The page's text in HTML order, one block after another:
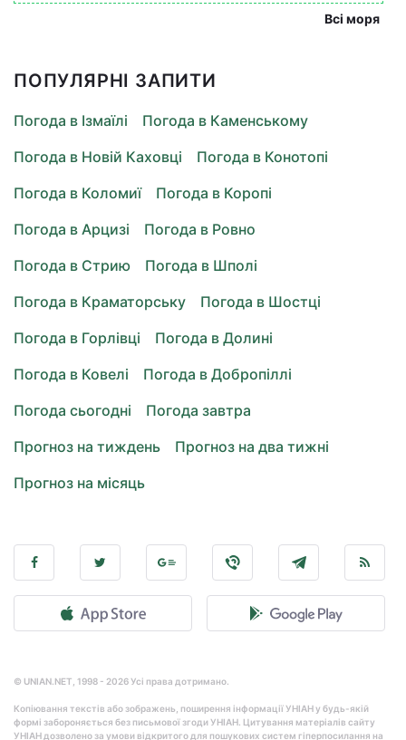
Всі моря
ПОПУЛЯРНІ ЗАПИТИ
Погода в Ізмаїлі
Погода в Каменському
Погода в Новій Каховці
Погода в Конотопі
Погода в Коломиї
Погода в Коропі
Погода в Арцизі
Погода в Ровно
Погода в Стрию
Погода в Шполі
Погода в Краматорську
Погода в Шостці
Погода в Горлівці
Погода в Долині
Погода в Ковелі
Погода в Добропіллі
Погода сьогодні
Погода завтра
Прогноз на тиждень
Прогноз на два тижні
Прогноз на місяць
© UNIAN.NET, 1998 - 2026 Усі права дотримано.
Копіювання текстів або зображень, поширення інформації УНІАН у будь-якій
формі забороняється без письмової згоди УНІАН. Цитування матеріалів сайту
УНІАН дозволено за умови відкритого для пошукових систем гіперпосилання на